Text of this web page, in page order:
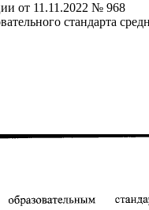
от 11.11.2022 № 968
стандарта